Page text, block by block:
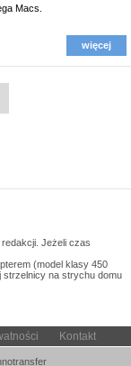
Macs.
więcej
Jeżeli czas
(model klasy 450
strzelnicy na strychu domu
Kontakt